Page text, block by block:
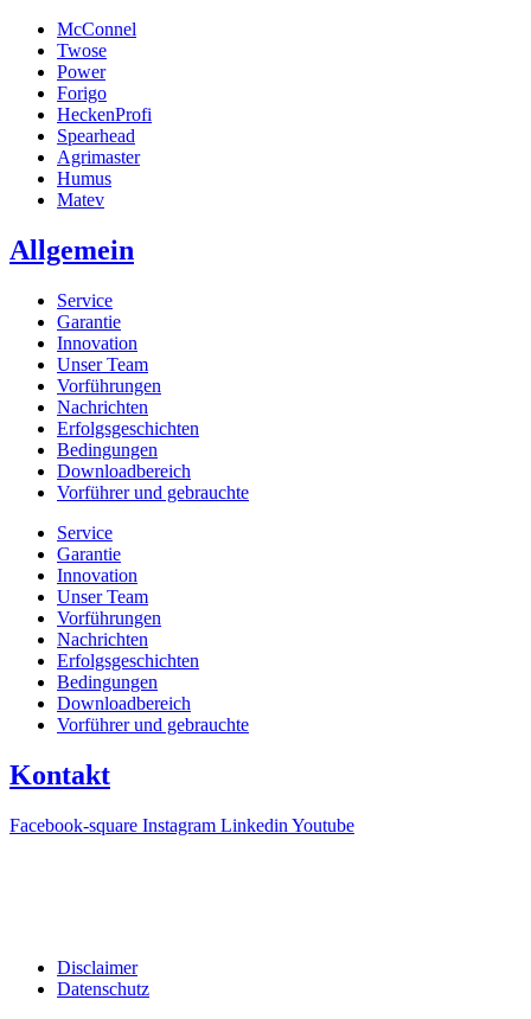
McConnel
Twose
Power
Forigo
HeckenProfi
Spearhead
Agrimaster
Humus
Matev
Allgemein
Service
Garantie
Innovation
Unser Team
Vorführungen
Nachrichten
Erfolgsgeschichten
Bedingungen
Downloadbereich
Vorführer und gebrauchte
Service
Garantie
Innovation
Unser Team
Vorführungen
Nachrichten
Erfolgsgeschichten
Bedingungen
Downloadbereich
Vorführer und gebrauchte
Kontakt
Facebook-square Instagram Linkedin Youtube
Disclaimer
Datenschutz